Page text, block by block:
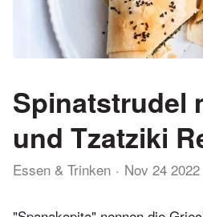
Spinatstrudel
und Tzatziki
Essen & Trinken Nov 24 2022